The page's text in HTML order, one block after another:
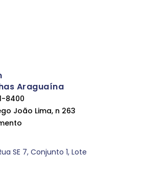
Araguaína
8400
João Lima, n 263
SE 7, Conjunto 1, Lote